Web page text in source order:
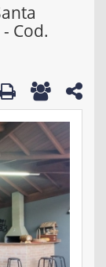
Cod.